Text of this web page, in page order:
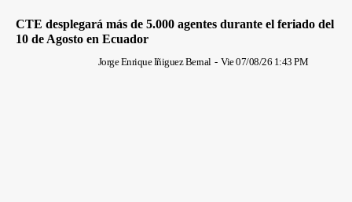
CTE desplegará más de 5.000 agentes durante el feriado del
10 de Agosto en Ecuador
Jorge Enrique Iñiguez Bernal - Vie 07/08/26 1:43 PM